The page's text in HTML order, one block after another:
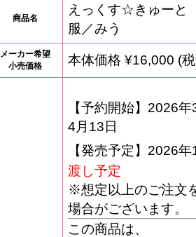
商品名
えっくす☆きゅーと
服／みう
メーカー希望
小売価格
本体価格 ¥16,000 (
【予約開始】2026
4月13日
【発売予定】2026
渡し予定
※想定以上のご注文
場合がございます。
この商品は、